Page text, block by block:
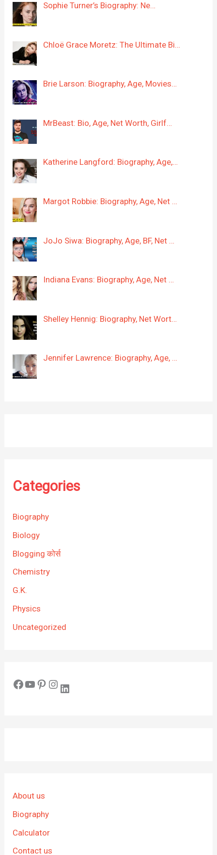
Sophie Turner’s Biography: Ne…
Chloë Grace Moretz: The Ultimate Bi…
Brie Larson: Biography, Age, Movies…
MrBeast: Bio, Age, Net Worth, Girlf…
Katherine Langford: Biography, Age,…
Margot Robbie: Biography, Age, Net …
JoJo Siwa: Biography, Age, BF, Net …
Indiana Evans: Biography, Age, Net …
Shelley Hennig: Biography, Net Wort…
Jennifer Lawrence: Biography, Age, …
Categories
Biography
Biology
Blogging कोर्स
Chemistry
G.K.
Physics
Uncategorized
Facebook YouTube Pinterest Instagram LinkedIn
About us
Biography
Calculator
Contact us